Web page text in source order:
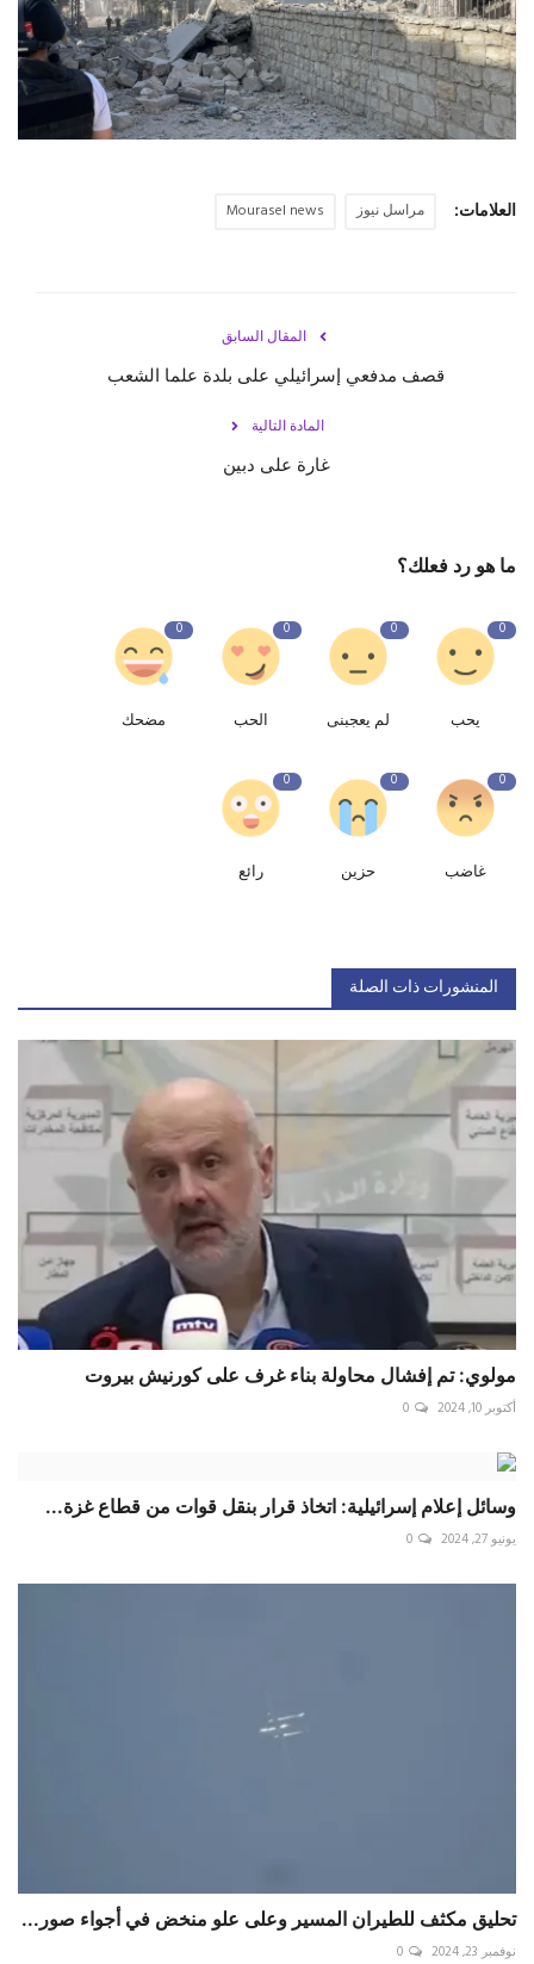
حياة
العلامات: مراسل نيوز Mourasel news
المقال السابق
قصف مدفعي إسرائيلي على بلدة علما الشعب
المادة التالية
غارة على دبين
ما هو رد فعلك؟
0
يحب
0
لم يعجبنى
0
الحب
0
مضحك
0
غاضب
0
حزين
0
رائع
المنشورات ذات الصلة
مولوي: تم إفشال محاولة بناء غرف على كورنيش بيروت
أكتوبر 10, 2024 0
وسائل إعلام إسرائيلية: اتخاذ قرار بنقل قوات من قطاع غزة...
يونيو 27, 2024 0
تحليق مكثف للطيران المسير وعلى علو منخض في أجواء ⁧‫صور‬...
نوفمبر 23, 2024 0